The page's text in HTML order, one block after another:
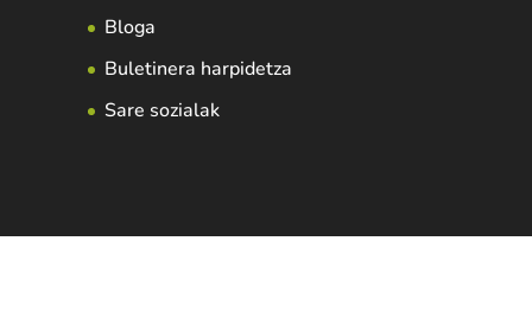
Bloga
Buletinera harpidetza
Sare sozialak